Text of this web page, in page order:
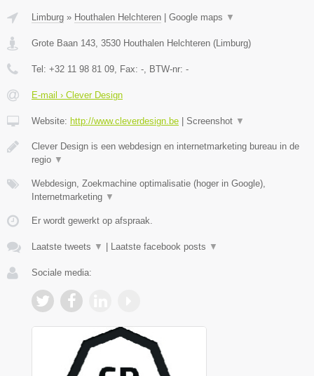
Limburg » Houthalen Helchteren Google maps ▼
Grote Baan 143, 3530 Houthalen Helchteren (Limburg)
Tel: +32 11 98 81 09, Fax: -, BTW-nr: -
E-mail › Clever Design
Website: http://www.cleverdesign.be Screenshot ▼
Clever Design is een webdesign en internetmarketing bureau in de
regio ▼
Webdesign, Zoekmachine optimalisatie (hoger in Google),
Internetmarketing ▼
Er wordt gewerkt op afspraak.
Laatste tweets ▼ Laatste facebook posts ▼
Sociale media: